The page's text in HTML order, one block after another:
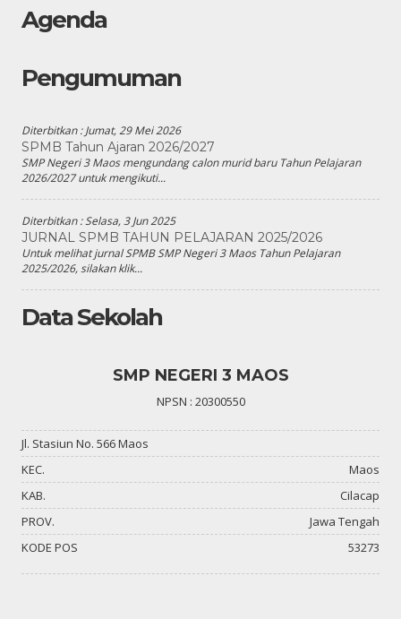
Agenda
Pengumuman
Diterbitkan :Jumat, 29 Mei 2026
SPMB Tahun Ajaran 2026/2027
SMP Negeri 3 Maos mengundang calon murid baru Tahun Pelajaran
2026/2027 untuk mengikuti...
Diterbitkan :Selasa, 3 Jun 2025
JURNAL SPMB TAHUN PELAJARAN 2025/2026
Untuk melihat jurnal SPMB SMP Negeri 3 Maos Tahun Pelajaran
2025/2026, silakan klik...
Data Sekolah
SMP NEGERI 3 MAOS
NPSN : 20300550
Jl. Stasiun No. 566 Maos
KEC.
Maos
KAB.
Cilacap
PROV.
Jawa Tengah
KODE POS
53273